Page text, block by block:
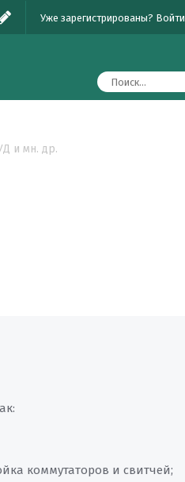
Уже зарегистрированы? Войти
и мн. др.
коммутаторов и свитчей;